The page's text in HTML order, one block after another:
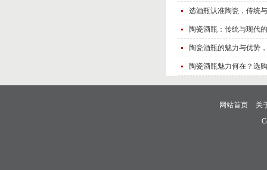
选酒瓶认准陶瓷，传统
陶瓷酒瓶：传统与现代
陶瓷酒瓶的魅力与优势
陶瓷酒瓶魅力何在？选
网站首页
关